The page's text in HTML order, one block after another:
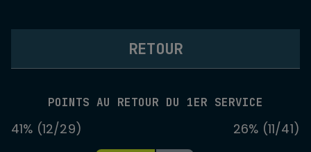
RETOUR
POINTS AU RETOUR DU 1ER SERVICE
41% (12/29) 26% (11/41)